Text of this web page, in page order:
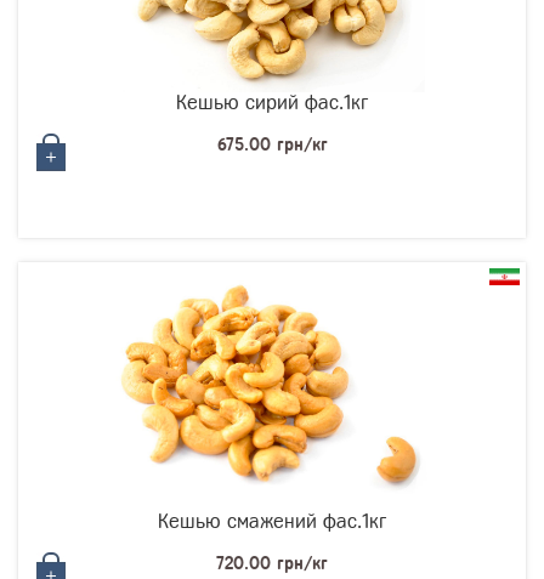
Кешью сирий фас.1кг
675.00 грн/кг
Кешью смажений фас.1кг
720.00 грн/кг